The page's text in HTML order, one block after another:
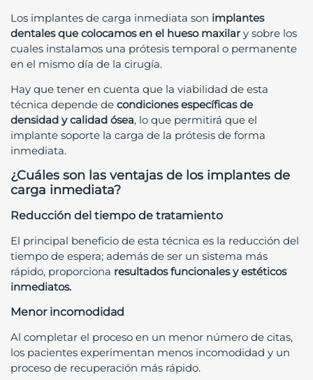
Los implantes de carga inmediata son implantes
dentales que colocamos en el hueso maxilar y sobre los
cuales instalamos una prótesis temporal o permanente
en el mismo día de la cirugía.
Hay que tener en cuenta que la viabilidad de esta
técnica depende de condiciones específicas de
densidad y calidad ósea, lo que permitirá que el
implante soporte la carga de la prótesis de forma
inmediata.
¿Cuáles son las ventajas de los implantes de
carga inmediata?
Reducción del tiempo de tratamiento
El principal beneficio de esta técnica es la reducción del
tiempo de espera; además de ser un sistema más
rápido, proporciona resultados funcionales y estéticos
inmediatos.
Menor incomodidad
Al completar el proceso en un menor número de citas,
los pacientes experimentan menos incomodidad y un
proceso de recuperación más rápido.